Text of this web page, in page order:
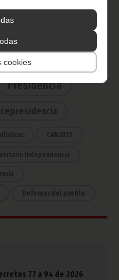
cookies
ahora
Presidencia
CAN 2015
Independencia
Defensor del pueblo
77 a 94 de 2026